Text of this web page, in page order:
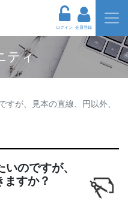
ログイン 会員登録
ティ
すが、見本の直線、円以外、
のですが、
ますか？